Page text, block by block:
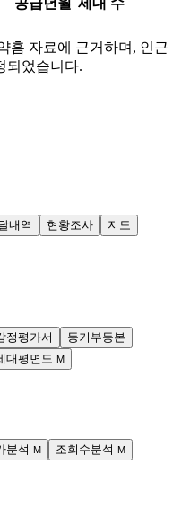
공급년월 세대 수
홈 자료에 근거하며, 인근
되었습니다.
내역 현황조사
지도
정평가서
등기부등본
대평면도 M
분석 M 조회수분석 M